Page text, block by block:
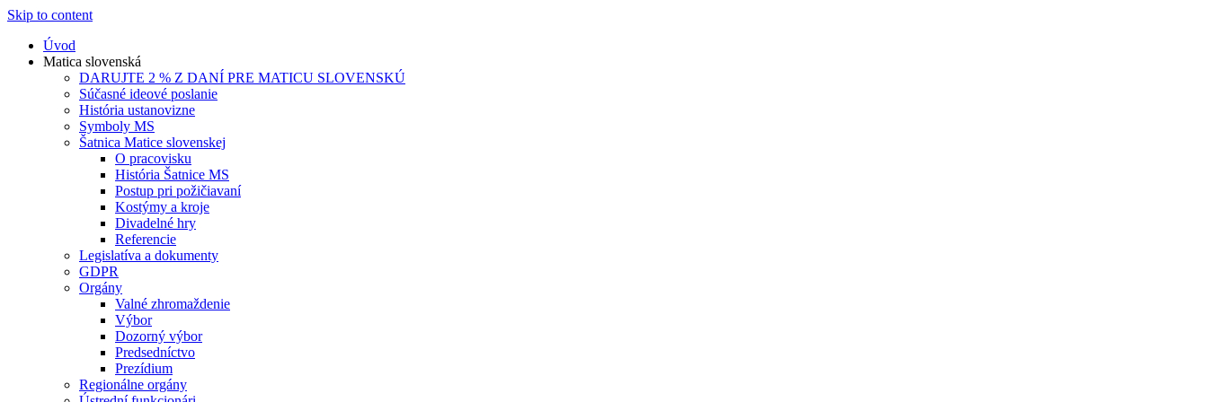
Skip to content
Úvod
Matica slovenská
DARUJTE 2 % Z DANÍ PRE MATICU SLOVENSKÚ
Súčasné ideové poslanie
História ustanovizne
Symboly MS
Šatnica Matice slovenskej
O pracovisku
História Šatnice MS
Postup pri požičiavaní
Kostýmy a kroje
Divadelné hry
Referencie
Legislatíva a dokumenty
GDPR
Orgány
Valné zhromaždenie
Výbor
Dozorný výbor
Predsedníctvo
Prezídium
Regionálne orgány